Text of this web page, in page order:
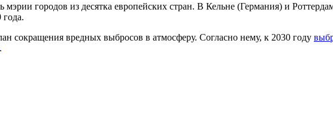
городов из десятка европейских стран. В Кельне (Германия) и
сокращения вредных выбросов в атмосферу. Согласно нему, к 2030 году
.